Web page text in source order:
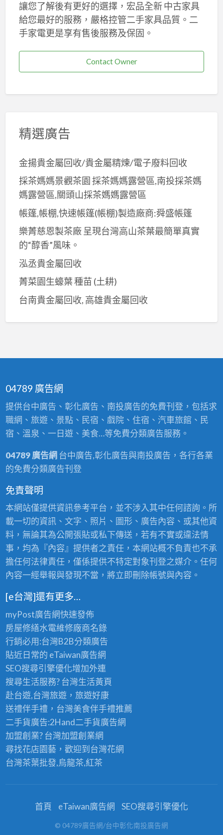
讓您了解後有更好的選擇，宏品全新 中古家具
給您最好的服務，嚴格控管二手家具品質。二
手家電更是享有售後服務及保固。
Contact Owner
精選廣告
金揚貴金屬回收/貴金屬精煉/電子廢料回收
採茶媽媽景觀茶園 採茶媽媽露營區,南投採茶媽
媽露營區,關頭山採茶媽媽露營區
帳篷,帳棚,快速帳篷(帳棚)製造廠商:舜盛帳篷
樂菁慈恩製茶廠 呈現台灣高山茶葉最簡單真實
的“醇香”風味。
泓丞貴金屬回收
菁菜園生蠔葉 種苗 (土耕)
台南貴金屬回收, 高雄貴金屬回收
04789 廣告網
提供台中廣告、彰化廣告、南投廣告的免費刊登，包括求
職網、旅遊、景點、民宿、戲院、住宿、汽車旅館、民
宿、溫泉、一日遊、美食…等免費分類廣告服務。
04789 廣告網台中廣告,彰化廣告與南投廣告，各行各業
的免費分類廣告刊登
免責聲明
本網站僅提供資訊參考平台，並不涉入其中任何諮詢。所
載一切的資訊、文字、照片、圖形、廣告內容、或其他資
料，無論其為公開張貼或私下傳送，若有不實或違法情
事，均為『內容』提供者之責任，本網站概不負責也不承
擔任何法律責任，僅係提供不特定對象刊登之媒介。任何
內容一經舉報與發現不當，將立即刪除帳號與內容。
[e台灣]還有更多…
myPost廣告網快速發佈
房屋修繕水電維修廠商名錄
行銷必用:台灣B2B分類廣告
貼近日常的 eTaiwan廣告網
SEO搜尋引擎優化增加外連
搜尋生活服務? 台灣生活黃頁
赴台遊,台灣旅遊，旅遊好康
送禮伴手禮，台灣美食伴手禮推薦
二手貨廣告:2Hand二手貨廣告網
加盟創業? 台灣加盟創業網
尋找花店園藝，歡迎到台灣花網
台灣茶葉批發,烏龍茶,紅茶
首頁 eTaiwan廣告網 SEO搜尋引擎優化
© 04789廣告網/台中彰化南投廣告網